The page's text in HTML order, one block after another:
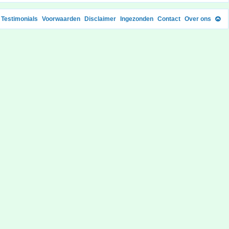
Testimonials Voorwaarden Disclaimer Ingezonden Contact Over ons